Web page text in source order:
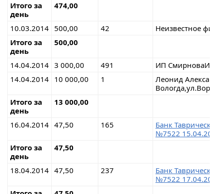
Итого за
день
474,00
10.03.2014 500,00 42
Неизвестное
Итого за
день
500,00
14.04.2014 3 000,00 491
ИП
14.04.2014
10 000,00 1
Леонид
Итого за
день
13 000,00
16.04.2014 47,50 165
Банк
№7522
Итого за
день
47,50
18.04.2014 47,50 237
Банк
№7522